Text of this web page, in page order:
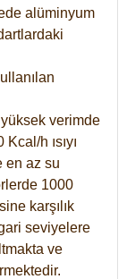
alüminyum
verimde
h ısıyı
en az su
1000
karşılık
seviyelere
ve